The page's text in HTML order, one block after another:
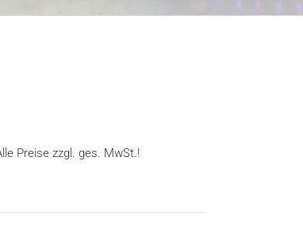
Preise zzgl. ges. MwSt.!